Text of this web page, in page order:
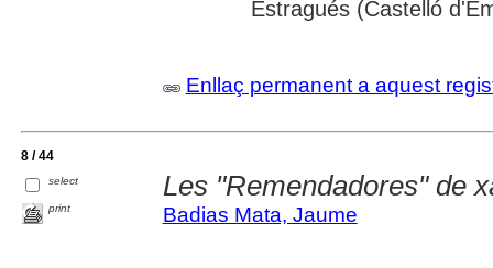
Estragués (Castelló
Enllaç permanent a aquest
8 / 44
select
print
Les "Remendadores" de
Badias Mata, Jaume